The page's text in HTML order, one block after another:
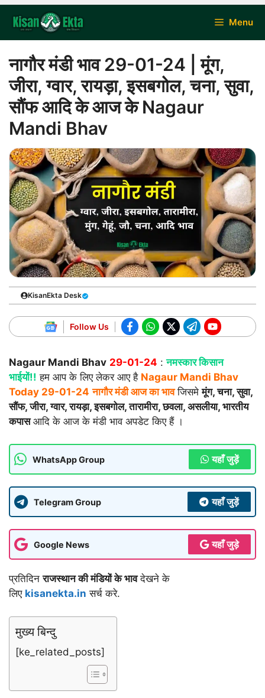
content
Menu
नागौर मंडी भाव 29-01-24 | मूंग,
जीरा, ग्वार, रायड़ा, इसबगोल, चना, सुवा,
सौंफ आदि के आज के Nagaur
Mandi Bhav
KisanEkta Desk
Follow Us
Nagaur Mandi Bhav 29-01-24 :नमस्कार किसान
भाईयों!! हम आप के लिए लेकर आए है Nagaur Mandi Bhav
Today 29-01-24 नागौर मंडी आज का भावजिसमेमूंग, चना, सुवा,
सौंफ, जीरा, ग्वार, रायड़ा, इसबगोल, तारामीरा, छवला, असलीया, भारतीय
कपासआदि के आज के मंडी भाव अपडेट किए हैं ।
WhatsApp Group यहाँ जुड़ें
Telegram Group यहाँ जुड़ें
Google News यहाँ जुड़े
प्रतिदिनराजस्थान की मंडियों के भावदेखने के
लिए kisanekta.in सर्च करे.
मुख्य बिन्दु
[ke_related_posts]